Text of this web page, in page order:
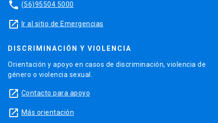
phone (56)95504 5000
launch Ir al sitio de Emergencias
DISCRIMINACIÓN Y VIOLENCIA
Orientación y apoyo en casos de discriminación, violencia de
género o violencia sexual.
launch Contacto para apoyo
launch Más orientación